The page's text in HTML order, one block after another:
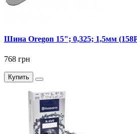
Шина Oregon 15"; 0,325; 1,5мм
768 грн
Купить